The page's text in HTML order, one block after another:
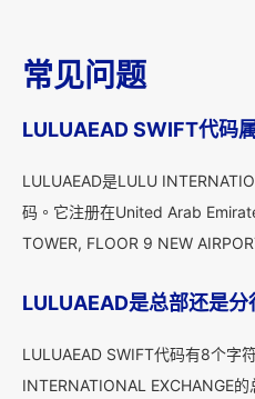
常见问题
LULUAEAD SWIFT代码
LULUAEAD是LULU
码。它注册在United Arab
TOWER, FLOOR 9 NEW
LULUAEAD是总部还是分
LULUAEAD SWIFT代码有8个字
INTERNATIONAL EXCHANGE